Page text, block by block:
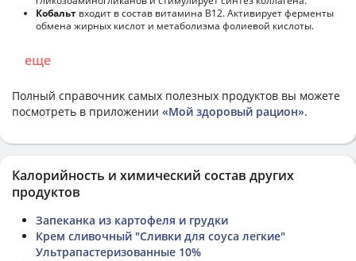
Кобальт входит в состав витамина В12. Активирует ферменты
обмена жирных кислот и метаболизма фолиевой кислоты.
еще
Полный справочник самых полезных продуктов вы можете
посмотреть в приложении «Мой здоровый рацион».
Калорийность и химический состав других
продуктов
Запеканка из картофеля и грудки
Крем сливочный "Сливки для соуса легкие"
Ультрапастеризованные 10%